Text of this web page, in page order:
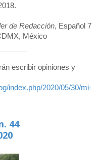
de Redacción, Español 7
México
escribir opiniones y
index.php/2020/05/30/mi-
44